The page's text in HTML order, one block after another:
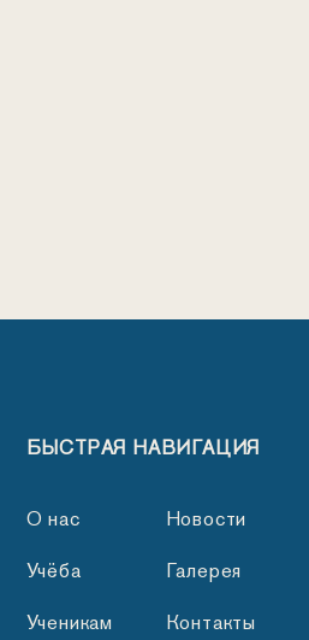
БЫСТРАЯ НАВИГАЦИЯ
О нас
Учёба
Ученикам
Новости
Галерея
Контакты